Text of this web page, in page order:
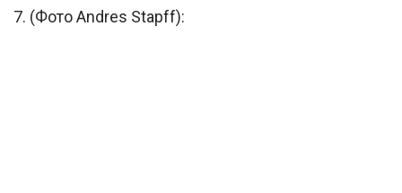
7. (Фото Andres Stapff):